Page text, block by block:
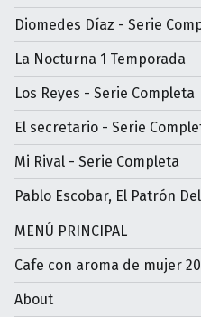
Diomedes Díaz - Serie
La Nocturna 1 Temporada
Los Reyes - Serie Completa
El secretario - Serie
Mi Rival - Serie Completa
Pablo Escobar, El Patrón
MENÚ PRINCIPAL
Cafe con aroma de mujer
About